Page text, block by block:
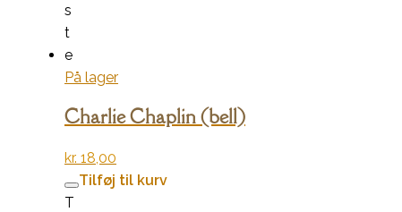
s
t
e
På lager
Charlie Chaplin (bell)
kr. 18,00
Tilføj til kurv
T